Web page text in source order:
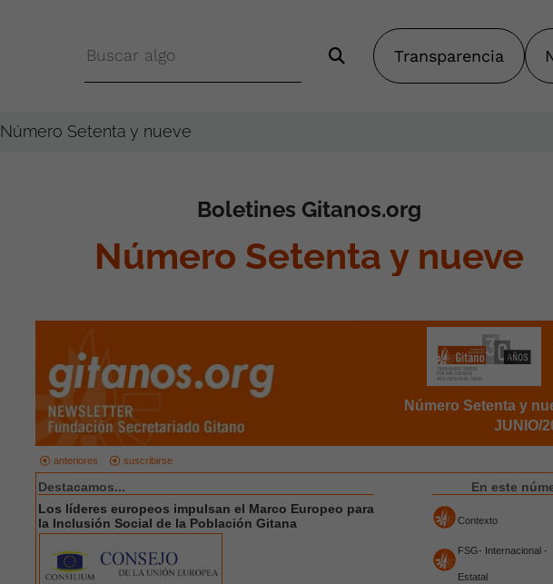
Transparencia
Número Setenta y nueve
Boletines Gitanos.org
Número Setenta y nueve
Número Setenta y
JUNIO/
anteriores suscribirse
Destacamos...
Los líderes europeos impulsan el Marco Europeo para
la Inclusión Social de la Población Gitana
En este
Contexto
FSG- Internacional -
Estatal